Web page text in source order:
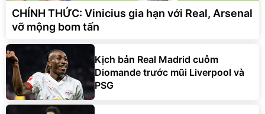
CHÍNH THỨC: Vinicius gia hạn với Real, Arsenal
vỡ mộng bom tấn
Kịch bản Real Madrid cuỗm
Diomande trước mũi Liverpool và
PSG